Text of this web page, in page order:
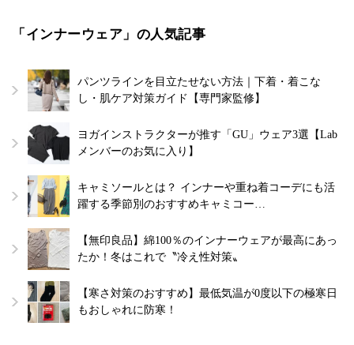
「インナーウェア」の人気記事
パンツラインを目立たせない方法｜下着・着こな
し・肌ケア対策ガイド【専門家監修】
ヨガインストラクターが推す「GU」ウェア3選【Lab
メンバーのお気に入り】
キャミソールとは？ インナーや重ね着コーデにも活
躍する季節別のおすすめキャミコー…
【無印良品】綿100％のインナーウェアが最高にあっ
たか！冬はこれで〝冷え性対策〟
【寒さ対策のおすすめ】最低気温が0度以下の極寒日
もおしゃれに防寒！